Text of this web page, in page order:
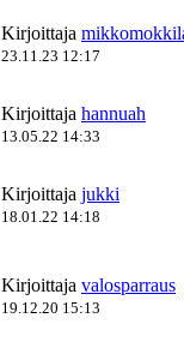
Kirjoittaja
23.11.23 12:17
Kirjoittaja hannuah
13.05.22 14:33
Kirjoittaja jukki
18.01.22 14:18
Kirjoittaja valosparraus
19.12.20 15:13